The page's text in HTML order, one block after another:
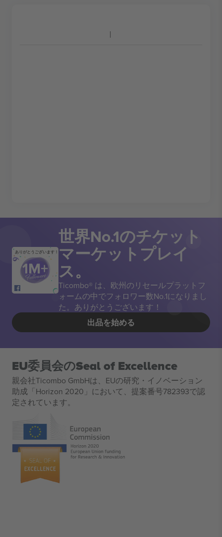
ありがとうございます！
世界No.1のチケット
マーケットプレイ
ス。
Ticombo® は、欧州のリセールプラットフ
ォームの中でフォロワー数No.1になりまし
た。ありがとうございます！
出品を始める
EU委員会のSeal of Excellence
親会社Ticombo GmbHは、EUの研究・イノベーション
助成「Horizon 2020」において、提案番号782393で認
定されています。